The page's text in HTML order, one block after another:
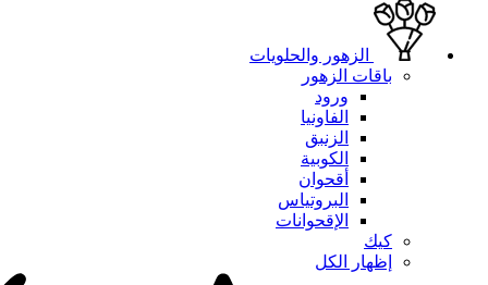
الزهور والحلويات
باقات الزهور
ورود
الفاونيا
الزنبق
الكوبية
أقحوان
البروتياس
الإقحوانات
كيك
إظهار الكل